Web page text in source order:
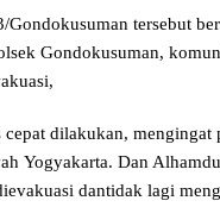
tersebut
Gondokusuman,
cepat dilakukan,
Yogyakarta. Dan
dantidak lagi